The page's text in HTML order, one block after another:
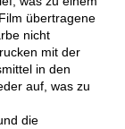
übertragene
nicht
mit der
in den
auf, was zu
die